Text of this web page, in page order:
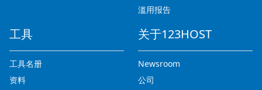
滥用报告
工具
工具名册
资料
关于123HOST
Newsroom
公司